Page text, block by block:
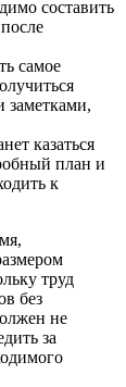
составить
самое
заметками,
казаться
план и
к
труд
без
не
за